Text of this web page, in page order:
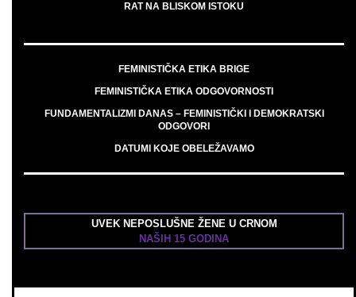
RAT NA BLISKOM ISTOKU
FEMINISTIČKA ETIKA BRIGE
FEMINISTIČKA ETIKA ODGOVORNOSTI
FUNDAMENTALIZMI DANAS – FEMINISTIČKI I DEMOKRATSKI
ODGOVORI
DATUMI KOJE OBELEŽAVAMO
UVEK NEPOSLUŠNE ŽENE U CRNOM
NAŠIH 15 GODINA